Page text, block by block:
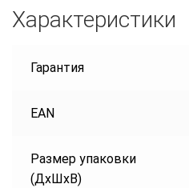
Характеристики
Гарантия
EAN
Размер упаковки
(ДxШxВ)